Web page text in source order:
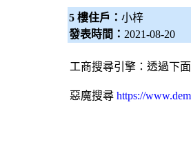
5 樓住戶： 小梓
發表時間： 2021-08-20
工商搜尋引擎 ：透過下
惡魔搜尋 https://